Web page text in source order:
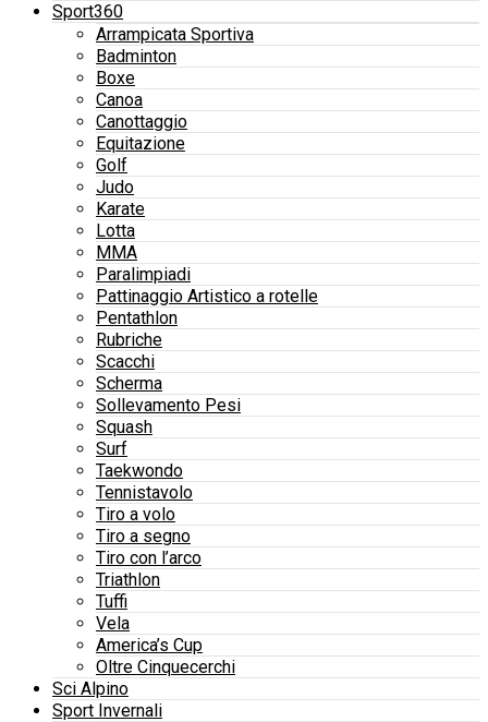
Sport360
Arrampicata Sportiva
Badminton
Boxe
Canoa
Canottaggio
Equitazione
Golf
Judo
Karate
Lotta
MMA
Paralimpiadi
Pattinaggio Artistico a rotelle
Pentathlon
Rubriche
Scacchi
Scherma
Sollevamento Pesi
Squash
Surf
Taekwondo
Tennistavolo
Tiro a volo
Tiro a segno
Tiro con l’arco
Triathlon
Tuffi
Vela
America’s Cup
Oltre Cinquecerchi
Sci Alpino
Sport Invernali